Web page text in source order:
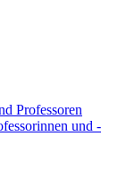
Professoren
und -